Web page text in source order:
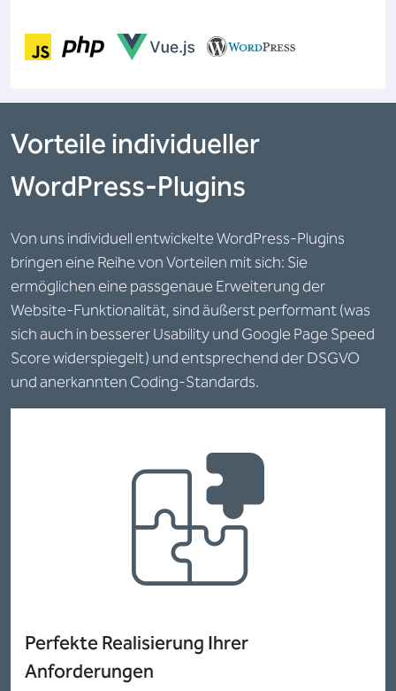
Vorteile individueller
WordPress-Plugins
Von uns individuell entwickelte WordPress-Plugins
bringen eine Reihe von Vorteilen mit sich: Sie
ermöglichen eine passgenaue Erweiterung der
Website-Funktionalität, sind äußerst performant (was
sich auch in besserer Usability und Google Page Speed
Score widerspiegelt) und entsprechend der DSGVO
und anerkannten Coding-Standards.
Perfekte Realisierung Ihrer
Anforderungen